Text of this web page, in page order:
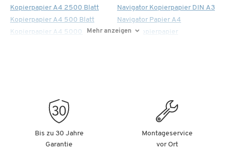
Kopierpapier A4 2500 Blatt
Kopierpapier A4 500 Blatt
Kopierpapier A4 5000 Blatt
Navigator Kopierpapier DIN A3
Navigator Papier A4
Xerox Kopierpapier
Mehr anzeigen
Bis zu 30 Jahre
Garantie
Montageservice
vor Ort